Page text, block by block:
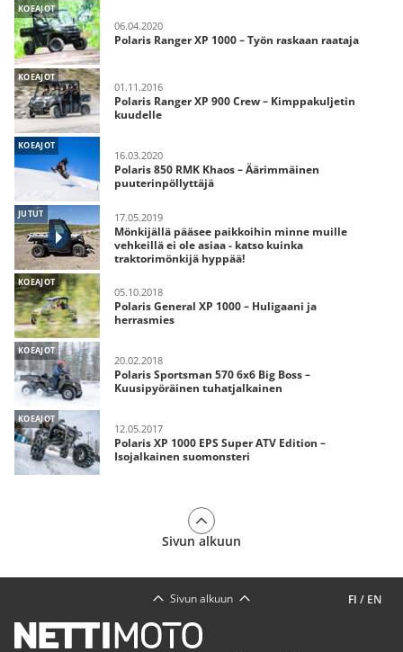
KOEAJOT
06.04.2020
Polaris Ranger XP 1000 – Työn raskaan raataja
KOEAJOT
01.11.2016
Polaris Ranger XP 900 Crew – Kimppakuljetin
kuudelle
KOEAJOT
16.03.2020
Polaris 850 RMK Khaos – Äärimmäinen
puuterinpöllyttäjä
JUTUT 17.05.2019
Mönkijällä pääsee paikkoihin minne muille
vehkeillä ei ole asiaa - katso kuinka
traktorimönkijä hyppää!
KOEAJOT
05.10.2018
Polaris General XP 1000 – Huligaani ja
herrasmies
KOEAJOT
20.02.2018
Polaris Sportsman 570 6x6 Big Boss –
Kuusipyöräinen tuhatjalkainen
KOEAJOT
12.05.2017
Polaris XP 1000 EPS Super ATV Edition –
Isojalkainen suomonsteri
Sivun alkuun
FI / EN
Sivun alkuun